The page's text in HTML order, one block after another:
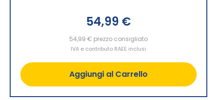
54,99 €
54,99 € prezzo consigliato
IVA e contributo RAEE inclusi
Aggiungi al Carrello